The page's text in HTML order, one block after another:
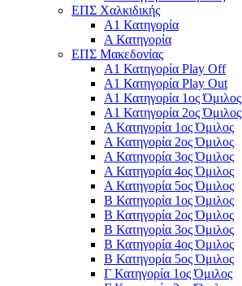
ΕΠΣ Χαλκιδικής
Α1 Κατηγορία
Α Κατηγορία
ΕΠΣ Μακεδονίας
Α1 Κατηγορία Play Off
Α1 Κατηγορία Play Out
Α1 Κατηγορία 1ος Όμιλος
Α1 Κατηγορία 2ος Όμιλος
Α Κατηγορία 1ος Όμιλος
Α Κατηγορία 2ος Όμιλος
Α Κατηγορία 3ος Όμιλος
Α Κατηγορία 4ος Όμιλος
Α Κατηγορία 5ος Όμιλος
Β Κατηγορία 1ος Όμιλος
Β Κατηγορία 2ος Όμιλος
Β Κατηγορία 3ος Όμιλος
Β Κατηγορία 4ος Όμιλος
Β Κατηγορία 5ος Όμιλος
Γ Κατηγορία 1ος Όμιλος